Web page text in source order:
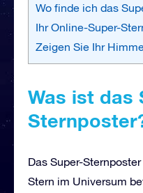
Wo finde ich das
Ihr Online-Super-
Zeigen Sie Ihr
Was ist das
Das Super-
Stern im Universum